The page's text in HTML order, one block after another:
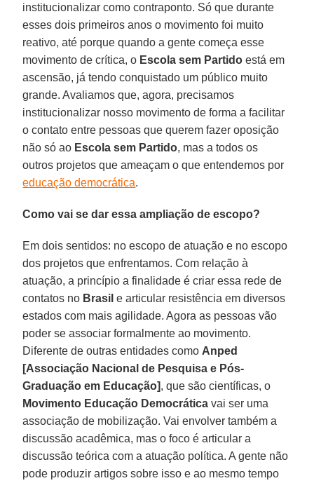
institucionalizar como contraponto. Só que durante
esses dois primeiros anos o movimento foi muito
reativo, até porque quando a gente começa esse
movimento de crítica, o Escola sem Partido está em
ascensão, já tendo conquistado um público muito
grande. Avaliamos que, agora, precisamos
institucionalizar nosso movimento de forma a facilitar
o contato entre pessoas que querem fazer oposição
não só ao Escola sem Partido, mas a todos os
outros projetos que ameaçam o que entendemos por
educação democrática.
Como vai se dar essa ampliação de escopo?
Em dois sentidos: no escopo de atuação e no escopo
dos projetos que enfrentamos. Com relação à
atuação, a princípio a finalidade é criar essa rede de
contatos no Brasil e articular resistência em diversos
estados com mais agilidade. Agora as pessoas vão
poder se associar formalmente ao movimento.
Diferente de outras entidades como Anped
[Associação Nacional de Pesquisa e Pós-
Graduação em Educação], que são científicas, o
Movimento Educação Democrática vai ser uma
associação de mobilização. Vai envolver também a
discussão acadêmica, mas o foco é articular a
discussão teórica com a atuação política. A gente não
pode produzir artigos sobre isso e ao mesmo tempo